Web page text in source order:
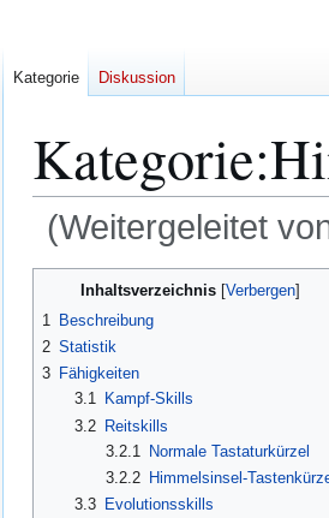
Kategorie:
(Weitergeleitet
Inhaltsverzeichnis
1
Beschreibung
2 Statistik
3 Fähigkeiten
3.1
Kampf-Skills
3.2 Reitskills
3.2.1
Normale Tastaturkürzel
3.2.2 Himmelsinsel-
3.3
Evolutionsskills
Kategorie Diskussion